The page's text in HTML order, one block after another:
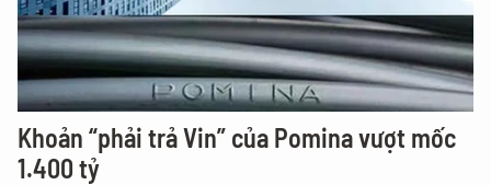
Khoản “phải trả Vin” của Pomina vượt mốc
1.400 tỷ